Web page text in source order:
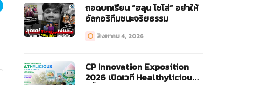
ถอดบทเรียน “ฮลุน โซโล่” อย่าให้
อัลกอริทึมชนะจริยธรรม
สิงหาคม 4, 2026
CP Innovation Exposition
2026 เปิดเวที Healthylicious